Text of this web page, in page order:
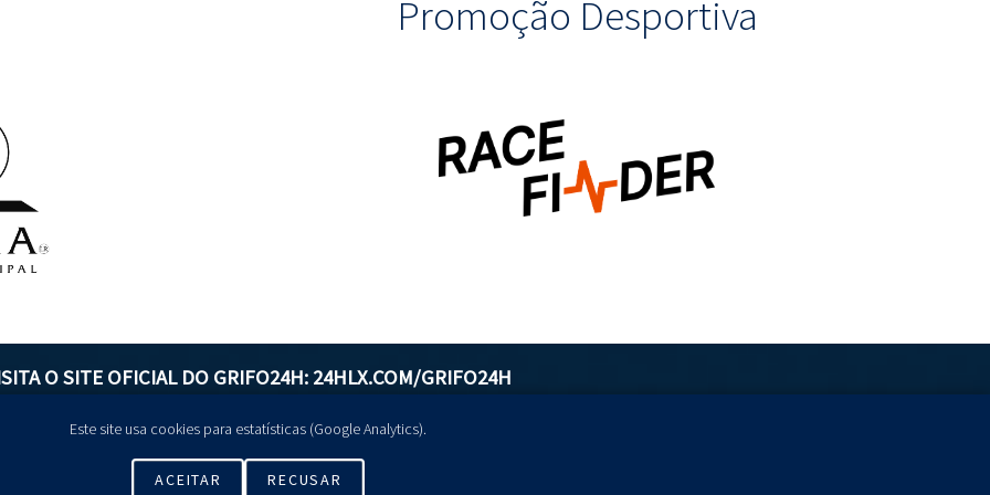
Este site usa cookies para estatísticas (Google Analytics).
ACEITAR RECUSAR
Promoção Desportiva
O SITE OFICIAL DO GRIFO24H: 24HLX.COM/GRIFO24H